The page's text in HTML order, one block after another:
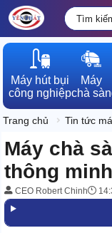
Máy hút bụi
công nghiệp
Máy
chà sàn
Trang chủ Tin tức
Máy chà
thông
CEO Robert Chinh